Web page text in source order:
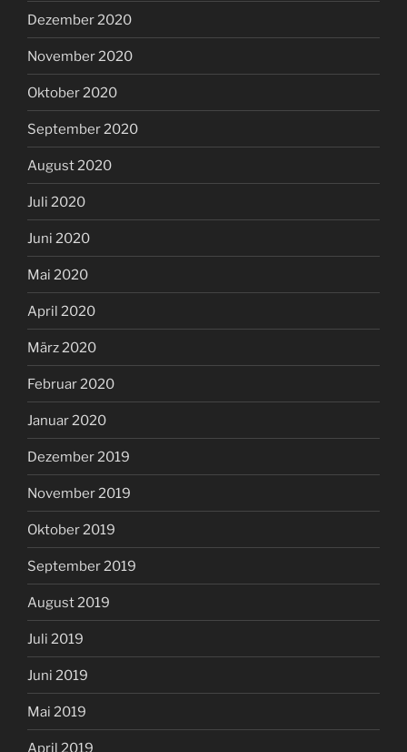
Dezember 2020
November 2020
Oktober 2020
September 2020
August 2020
Juli 2020
Juni 2020
Mai 2020
April 2020
März 2020
Februar 2020
Januar 2020
Dezember 2019
November 2019
Oktober 2019
September 2019
August 2019
Juli 2019
Juni 2019
Mai 2019
April 2019